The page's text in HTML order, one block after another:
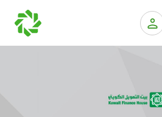
للشركات